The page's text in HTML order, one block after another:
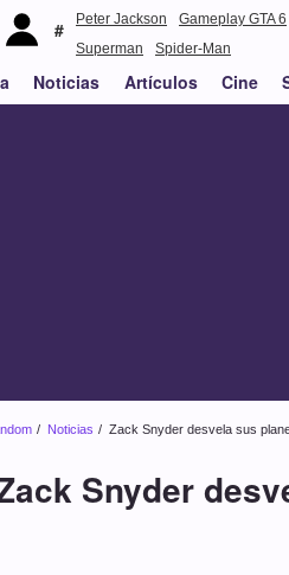
Peter Jackson
Gameplay GTA 6
Superman
Spider-Man
Noticias Artículos Cine
Noticias Zack Snyder desvela sus
Snyder